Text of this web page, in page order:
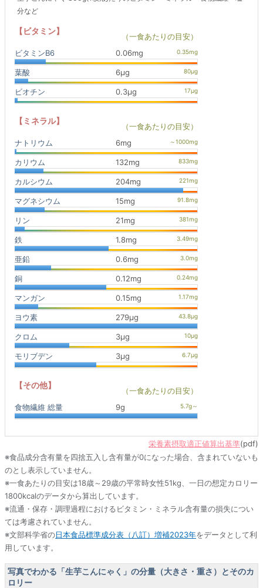
分など
【ビタミン】
（一食あたりの目安）
ビタミンB6
0.06mg
葉酸 6μg
ビオチン 0.3μg
【ミネラル】
（一食あたりの目安）
ナトリウム
6mg
カリウム 132mg
カルシウム 204mg
マグネシウム 15mg
リン 21mg
鉄 1.8mg
亜鉛 0.6mg
銅 0.12mg
マンガン 0.15mg
ヨウ素 279μg
クロム 3μg
モリブデン 3μg
【その他】
（一食あたりの目安）
食物繊維 総量
9g
栄養素摂取適正値算出基準(pdf)
※食品成分含有量を四捨五入し含有量が0になった場合、含まれていないも
のとし表示していません。
※一食あたりの目安は18歳～29歳の平常時女性51kg、一日の想定カロリー
1800kcalのデータから算出しています。
※流通・保存・調理過程におけるビタミン・ミネラル含有量の損失につい
ては考慮されていません。
※文部科学省の日本食品標準成分表（八訂）増補2023年をデータとして利
用しています。
写真でわかる「生芋こんにゃく」の分量（大きさ・重さ）とそのカ
ロリー